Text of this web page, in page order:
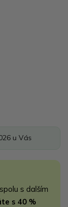
u Vás
s dalším
s 40 %